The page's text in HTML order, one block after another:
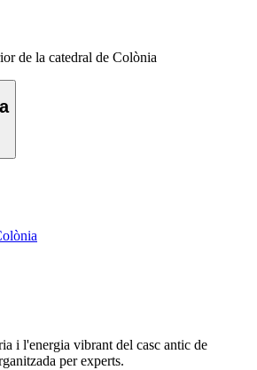
de la catedral de Colònia
i l'energia vibrant del casc antic de
per experts.